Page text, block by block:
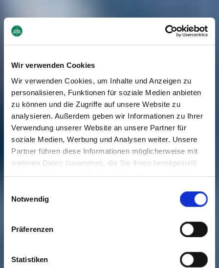
Wir verwenden Cookies
Wir verwenden Cookies, um Inhalte und Anzeigen zu
personalisieren, Funktionen für soziale Medien anbieten
zu können und die Zugriffe auf unsere Website zu
analysieren. Außerdem geben wir Informationen zu Ihrer
Verwendung unserer Website an unsere Partner für
soziale Medien, Werbung und Analysen weiter. Unsere
Partner führen diese Informationen möglicherweise mit
weiteren Daten zusammen, die Sie ihnen bereitgestellt
haben oder die sie im Rahmen Ihrer Nutzung der Dienste
Cookies, wenn Sie unsere Webseite weiterhin nutzen.
Notwendig
Präferenzen
Statistiken